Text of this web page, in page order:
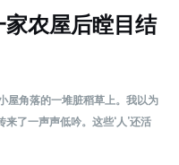
农屋后瞠目结
屋角落的一堆脏稻草上。我以为
了一声声低吟。这些‘人’还活